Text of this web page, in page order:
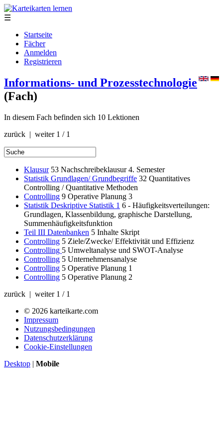
☰
Startseite
Fächer
Anmelden
Registrieren
Informations- und Prozesstechnologie
(Fach)
In diesem Fach befinden sich 10 Lektionen
zurück | weiter 1 / 1
Klausur 53 Nachschreibeklausur 4. Semester
Statistik Grundlagen/ Grundbegriffe 32 Quantitatives
Controlling / Quantitative Methoden
Controlling 9 Operative Planung 3
Statistik Deskriptive Statistik 1 6 - Häufigkeitsverteilungen:
Grundlagen, Klassenbildung, graphische Darstellung,
Summenhäufigkeitsfunktion
Teil III Datenbanken 5 Inhalte Skript
Controlling 5 Ziele/Zwecke/ Effektivität und Effizienz
Controlling 5 Umweltanalyse und SWOT-Analyse
Controlling 5 Unternehmensanalyse
Controlling 5 Operative Planung 1
Controlling 5 Operative Planung 2
zurück | weiter 1 / 1
© 2026 karteikarte.com
Impressum
Nutzungsbedingungen
Datenschutzerklärung
Cookie-Einstellungen
Desktop | Mobile